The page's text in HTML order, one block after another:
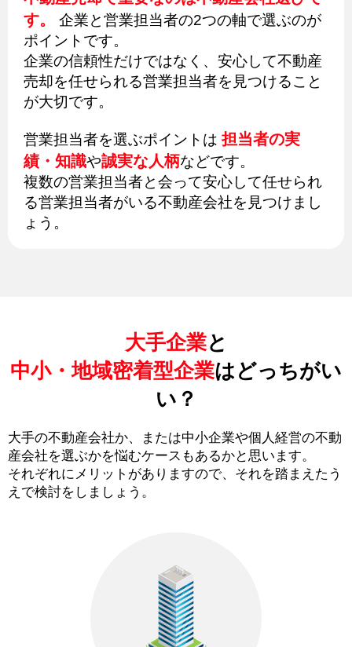
す。
企業と営業担当者の2つの軸で選ぶのが
ポイントです。
企業の信頼性だけではなく、安心して不動産
売却を任せられる営業担当者を見つけること
が大切です。
営業担当者を選ぶポイントは 担当者の実
績・知識や誠実な人柄などです。
複数の営業担当者と会って安心して任せられ
る営業担当者がいる不動産会社を見つけまし
ょう。
大手企業と
中小・地域密着型企業はどっちがい
い？
大手の不動産会社か、または中小企業や個人経営の不動
産会社を選ぶかを悩むケースもあるかと思います。
それぞれにメリットがありますので、それを踏まえたう
えで検討をしましょう。